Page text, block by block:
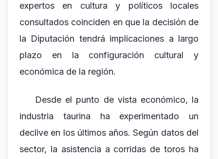
expertos en cultura y políticos locales
consultados coinciden en que la decisión de
la Diputación tendrá implicaciones a largo
plazo en la configuración cultural y
económica de la región.
Desde el punto de vista económico, la
industria taurina ha experimentado un
declive en los últimos años. Según datos del
sector, la asistencia a corridas de toros ha